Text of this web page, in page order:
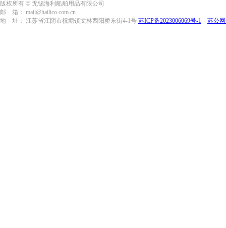
版权所有 © 无锡海利船舶用品有限公司
邮 箱： mail@hailico.com.cn
地 址： 江苏省江阴市祝塘镇文林西阳桥东街4-1号 苏ICP备2023006069号-1 苏公网